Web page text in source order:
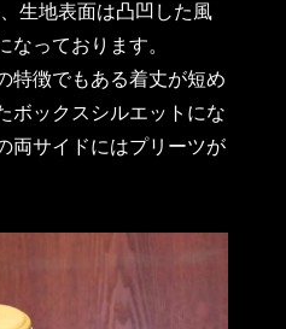
生地表面は凸凹した風
なっております。
特徴でもある着丈が短め
ボックスシルエットにな
両サイドにはプリーツが